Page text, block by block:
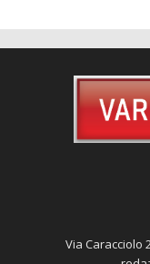
Via Caracciolo